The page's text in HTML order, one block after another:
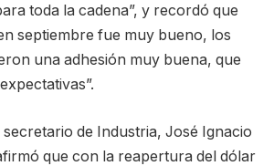
toda la cadena”, y recordó que
septiembre fue muy bueno, los
una adhesión muy buena, que
de Industria, José Ignacio
que con la reapertura del dólar